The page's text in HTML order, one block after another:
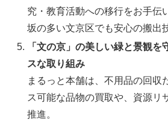
究・教育活動への移行をお手伝
坂の多い文京区でも安心の搬出
「文の京」の美しい緑と景観を
スな取り組み
まるっと本舗は、不用品の回収
ス可能な品物の買取や、資源リ
推進。